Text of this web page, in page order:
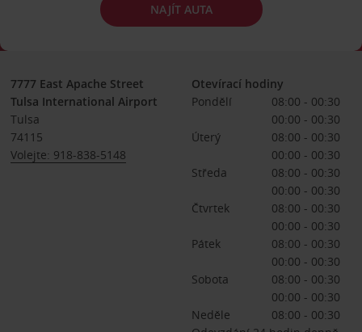
NAJÍT AUTA
7777 East Apache Street
Tulsa International Airport
Tulsa
74115
Volejte: 918-838-5148
Otevírací hodiny
Pondělí
08:00 - 00:30
00:00 - 00:30
Úterý
08:00 - 00:30
00:00 - 00:30
Středa
08:00 - 00:30
00:00 - 00:30
Čtvrtek
08:00 - 00:30
00:00 - 00:30
Pátek
08:00 - 00:30
00:00 - 00:30
Sobota
08:00 - 00:30
00:00 - 00:30
Neděle
08:00 - 00:30